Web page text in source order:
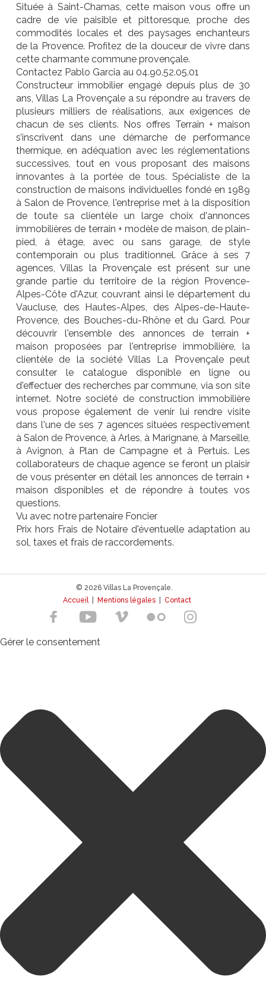
Située à Saint-Chamas, cette maison vous offre un
cadre de vie paisible et pittoresque, proche des
commodités locales et des paysages enchanteurs
de la Provence. Profitez de la douceur de vivre dans
cette charmante commune provençale.
Contactez Pablo Garcia au 04.90.52.05.01
Constructeur immobilier engagé depuis plus de 30
ans, Villas La Provençale a su répondre au travers de
plusieurs milliers de réalisations, aux exigences de
chacun de ses clients. Nos offres Terrain + maison
s’inscrivent dans une démarche de performance
thermique, en adéquation avec les réglementations
successives, tout en vous proposant des maisons
innovantes à la portée de tous. Spécialiste de la
construction de maisons individuelles fondé en 1989
à Salon de Provence, l'entreprise met à la disposition
de toute sa clientèle un large choix d'annonces
immobilières de terrain + modèle de maison, de plain-
pied, à étage, avec ou sans garage, de style
contemporain ou plus traditionnel. Grâce à ses 7
agences, Villas la Provençale est présent sur une
grande partie du territoire de la région Provence-
Alpes-Côte d'Azur, couvrant ainsi le département du
Vaucluse, des Hautes-Alpes, des Alpes-de-Haute-
Provence, des Bouches-du-Rhône et du Gard. Pour
découvrir l'ensemble des annonces de terrain +
maison proposées par l'entreprise immobilière, la
clientèle de la société Villas La Provençale peut
consulter le catalogue disponible en ligne ou
d'effectuer des recherches par commune, via son site
internet. Notre société de construction immobilière
vous propose également de venir lui rendre visite
dans l'une de ses 7 agences situées respectivement
à Salon de Provence, à Arles, à Marignane, à Marseille,
à Avignon, à Plan de Campagne et à Pertuis. Les
collaborateurs de chaque agence se feront un plaisir
de vous présenter en détail les annonces de terrain +
maison disponibles et de répondre à toutes vos
questions.
Vu avec notre partenaire Foncier
Prix hors Frais de Notaire d'éventuelle adaptation au
sol, taxes et frais de raccordements.
© 2026 Villas La Provençale.
Accueil| Mentions légales Contact
Gérer le consentement